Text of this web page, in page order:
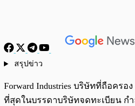
สรุปข่าว
Forward Industries บริษัทที่ถือครอง
ที่สุดในบรรดาบริษัทจดทะเบียน ก